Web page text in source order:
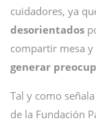
cuidadores, ya
desorientados
compartir mesa
generar
Tal y como señala
de la Fundación